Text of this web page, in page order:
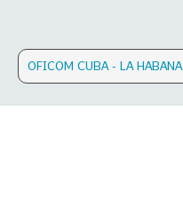
OFICOM CUBA - LA HABANA